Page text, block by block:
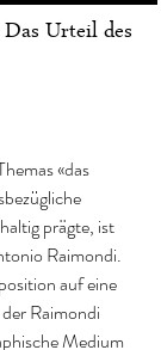
Urteil des
«das
prägte, ist
Raimondi.
auf eine
Raimondi
Medium